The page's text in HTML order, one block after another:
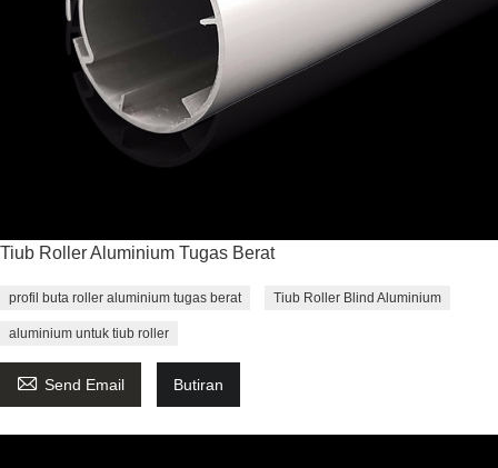
Tiub Roller Aluminium Tugas Berat
profil buta roller aluminium tugas berat Tiub Roller Blind Aluminium
aluminium untuk tiub roller
 Send Email Butiran